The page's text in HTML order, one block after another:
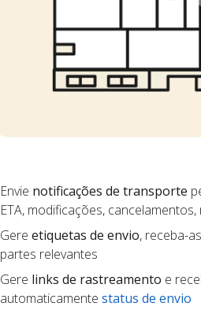
Envie notificações de transporte
ETA, modificações,
Gere etiquetas de envio, receba-
partes relevantes
Gere links de rastreamento e
automaticamente status de envio